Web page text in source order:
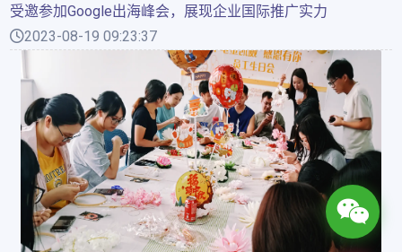
受邀参加Google出海峰会，展现企业国际推广实力
2023-08-19 09:23:37